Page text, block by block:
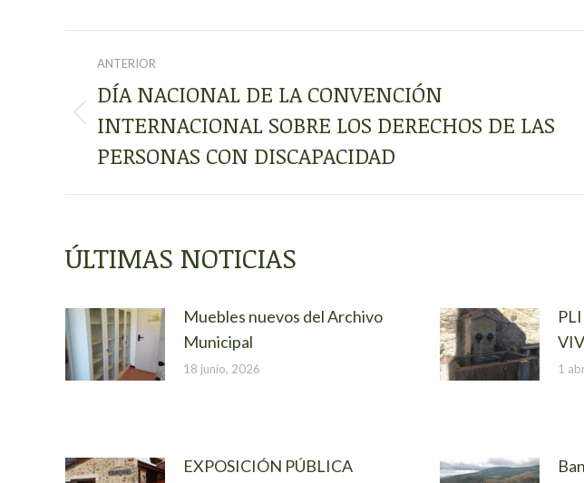
NAVEGACIÓN
ENTRE
PUBLICACIONES
ANTERIOR
Publicación
anterior:
DÍA NACIONAL DE LA CONVENCIÓN
INTERNACIONAL SOBRE LOS DERECHOS DE LAS
PERSONAS CON DISCAPACIDAD
ÚLTIMAS NOTICIAS
Muebles nuevos del Archivo
Municipal
18 junio, 2026 1
EXPOSICIÓN PÚBLICA